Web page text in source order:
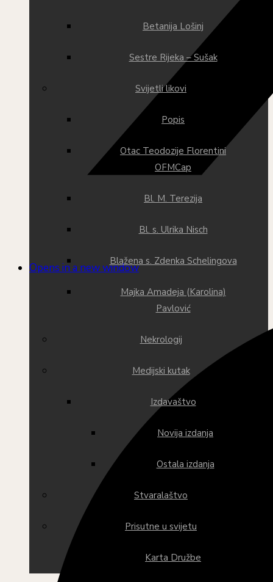
Betanija Lošinj
Sestre Rijeka – Sušak
Svijetli likovi
Popis
Otac Teodozije Florentini
OFMCap
Bl. M. Terezija
Bl. s. Ulrika Nisch
Blažena s. Zdenka Schelingova
Majka Amadeja (Karolina)
Pavlović
Nekrologij
Medijski kutak
Izdavaštvo
Novija izdanja
Ostala izdanja
Stvaralaštvo
Prisutne u svijetu
Karta Družbe
Opens in a new window